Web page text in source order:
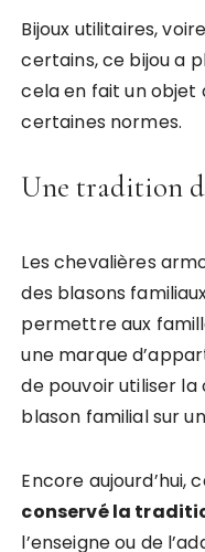
Bijoux utilitaires,
certains, ce bijou a
cela en fait un
certaines normes.
Une tradition
Les chevalières
des blasons
permettre aux
une marque
de pouvoir utiliser la
blason familial sur
Encore aujourd’hui,
conservé la
l’enseigne ou de